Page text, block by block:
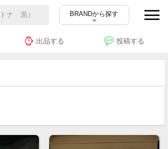
BRANDから探す
出品する 投稿する